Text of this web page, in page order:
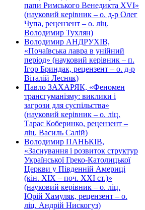
папи Римського Венедикта XVI»
(науковий керівник – о. д-р Олег
Чупа, рецензент – о. ліц.
Володимир Тухлян)
Володимир АНДРУХІВ,
«Почаївська лавра в унійний
період» (науковий керівник – п.
Ігор Бриндак, рецензент – о. д-р
Віталій Лесняк)
Павло ЗАХАРЯК, «Феномен
трансгуманізму: виклики і
загрози для суспільства»
(науковий керівник – о. ліц.
Тарас Коберинко, рецензент –
ліц. Василь Салій)
Володимир ПАНЬКІВ,
«Заснування і розвиток структур
Української Греко-Католицької
Церкви у Південній Америці
(кін. ХІХ – поч. ХХІ ст.)»
(науковий керівник – о. ліц.
Юрій Хамуляк, рецензент – о.
ліц. Андрій Нискогуз)